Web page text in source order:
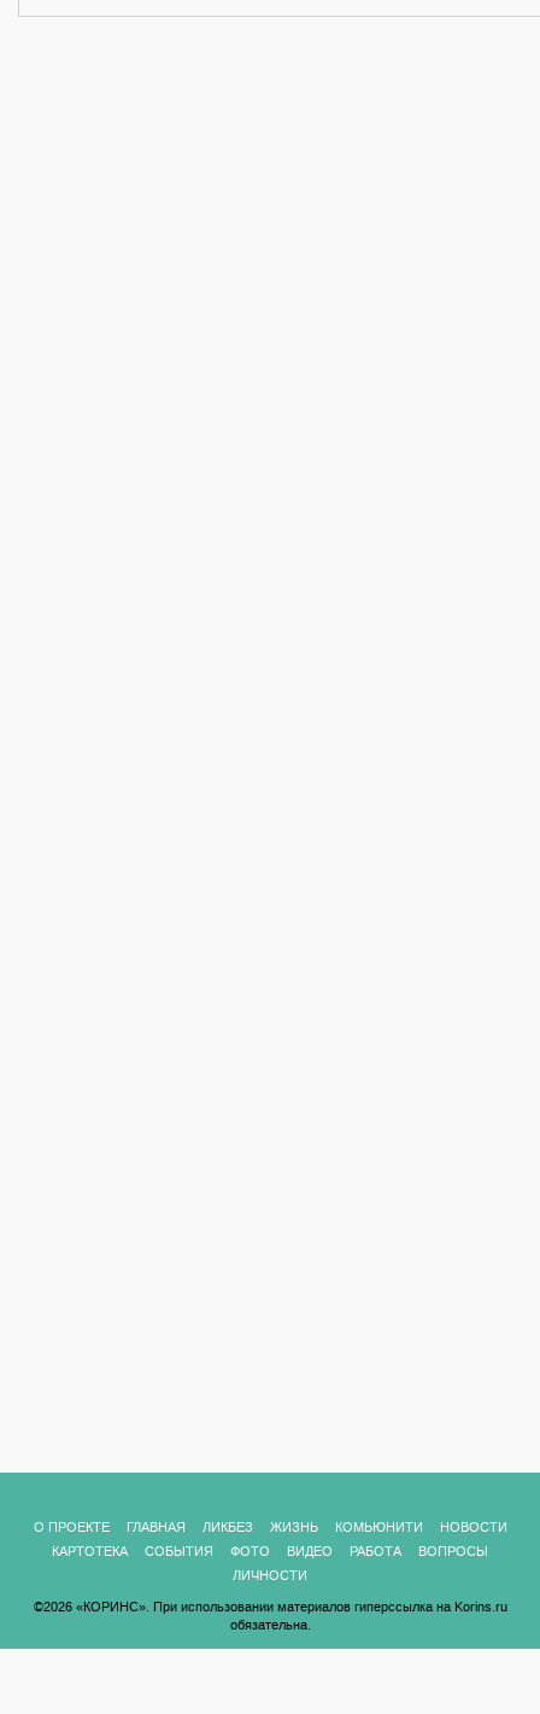
О ПРОЕКТЕ ГЛАВНАЯ ЛИКБЕЗ ЖИЗНЬ КОМЬЮНИТИ
НОВОСТИ
КАРТОТЕКА
СОБЫТИЯ ФОТО ВИДЕО РАБОТА
ВОПРОСЫ
ЛИЧНОСТИ
©2026 «КОРИНС». При использовании материалов гиперссылка на Korins.ru
обязательна.